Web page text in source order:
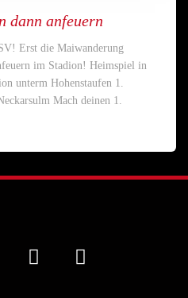
dann anfeuern
Erst die Maiwanderung
im Stadion! Heimspiel in
unterm Hohenstaufen 1.
Mach deinen 1.